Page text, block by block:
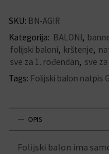
SKU: BN-AGIR
Kategorija: BALONI,
folijski baloni, krštenje,
sve za 1. rođendan, sve
Tags: Folijski balon natpis
OPIS
Folijski balon ima